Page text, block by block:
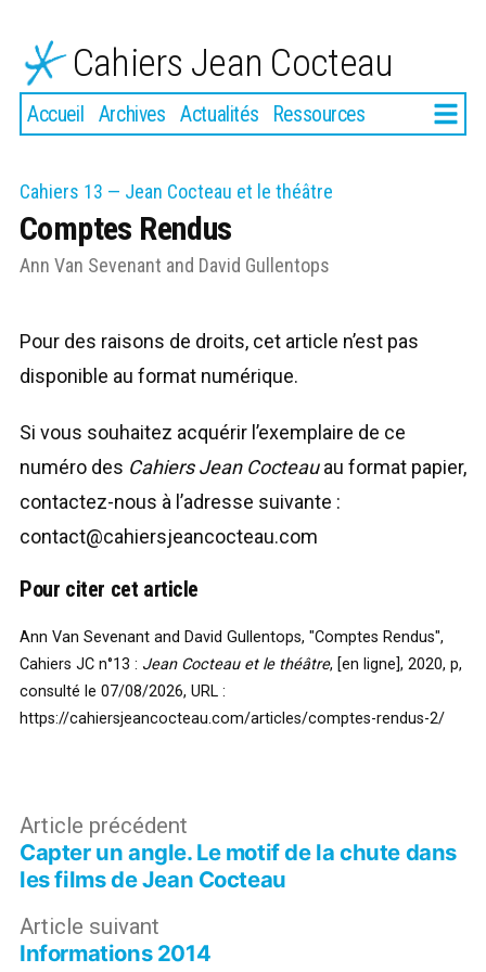
contenu
Cahiers Jean Cocteau
Accueil Archives Actualités Ressources Plus
Cahiers 13 — Jean Cocteau et le théâtre
Comptes Rendus
Ann Van Sevenant and David Gullentops
Pour des raisons de droits, cet article n’est pas
disponible au format numérique.
Si vous souhaitez acquérir l’exemplaire de ce
numéro des Cahiers Jean Cocteauau format papier,
contactez-nous à l’adresse suivante :
contact@cahiersjeancocteau.com
Pour citer cet article
Ann Van Sevenant and David Gullentops, "Comptes Rendus",
Cahiers JC n°13 : Jean Cocteau et le théâtre, [en ligne], 2020, p,
consulté le 07/08/2026, URL :
https://cahiersjeancocteau.com/articles/comptes-rendus-2/
Navigation
de
l’article
Article suivant
suivant :
Informations 2014
Article précédent
précédent :
Capter un angle. Le motif de la chute dans
les films de Jean Cocteau